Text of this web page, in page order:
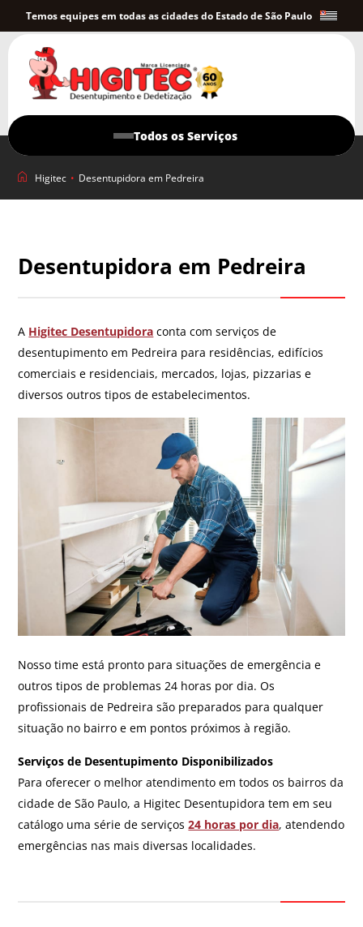
Higitec • Desentupidora em Pedreira
Desentupidora em Pedreira
A Higitec Desentupidora conta com serviços de
desentupimento em Pedreira para residências, edifícios
comerciais e residenciais, mercados, lojas, pizzarias e
diversos outros tipos de estabelecimentos.
Nosso time está pronto para situações de emergência e
outros tipos de problemas 24 horas por dia. Os
profissionais de Pedreira são preparados para qualquer
situação no bairro e em pontos próximos à região.
Serviços de Desentupimento Disponibilizados
Para oferecer o melhor atendimento em todos os bairros da
cidade de São Paulo, a Higitec Desentupidora tem em seu
catálogo uma série de serviços24 horas por dia, atendendo
emergências nas mais diversas localidades.
Temos equipes em todas as cidades do Estado de São Paulo
Todos os Serviços